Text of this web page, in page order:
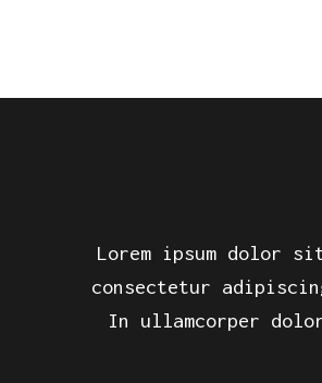
Lorem ipsum dolor
consectetur
In ullamcorper